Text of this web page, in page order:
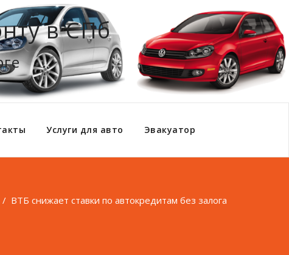
в СПб
Услуги для авто Эвакуатор
/ ВТБ снижает ставки по автокредитам без залога